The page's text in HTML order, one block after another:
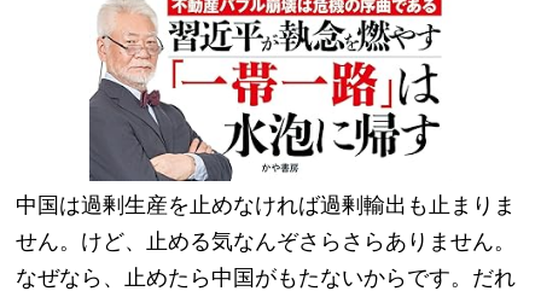
中国は過剰生産を止めなければ過剰輸出も止まりま
せん。けど、止める気なんぞさらさらありません。
なぜなら、止めたら中国がもたないからです。だれ